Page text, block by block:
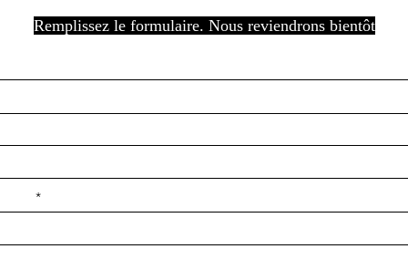
Remplissez le formulaire. Nous reviendrons bientôt